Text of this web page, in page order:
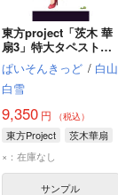
東方project「茨木 華
扇3」特大タペストリ
ー（キラキラtex仕
様）
ぱいそんきっど / 白山
白雪
9,350 円 （税込）
東方Project
茨木華扇
×：在庫なし
サンプル